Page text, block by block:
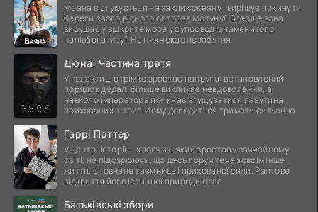
Моана відгукується на заклик океану і вирішує покинути
береги свого рідного острова Мотунуї. Вперше вона
вирушає у відкрите море у супроводі знаменитого
напівбога Мауї. На них чекає незабутня
Дюна: Частина третя
У галактиці стрімко зростає напруга: встановлений
порядок дедалі більше викликає невдоволення, а
навколо імператора починає згущуватися павутина
прихованих інтриг. Йому доводиться тримати ситуацію
Гаррі Поттер
У центрі історії — хлопчик, який зростав у звичайному
світі, не підозрюючи, що десь поруч тече зовсім інше
життя, сповнене таємниць і прихованої сили. Раптове
відкриття його істинної природи стає
Батьківські збори